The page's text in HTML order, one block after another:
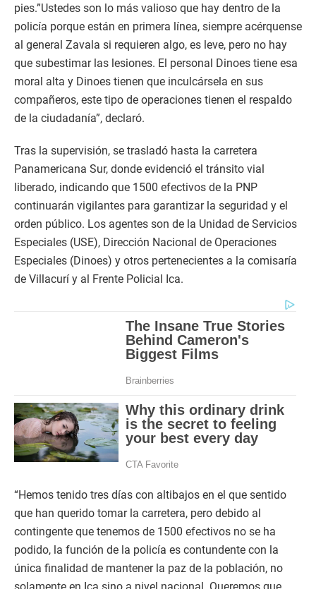
pies.”Ustedes son lo más valioso que hay dentro de la
policía porque están en primera línea, siempre acérquense
al general Zavala si requieren algo, es leve, pero no hay
que subestimar las lesiones. El personal Dinoes tiene esa
moral alta y Dinoes tienen que inculcársela en sus
compañeros, este tipo de operaciones tienen el respaldo
de la ciudadanía”, declaró.
Tras la supervisión, se trasladó hasta la carretera
Panamericana Sur, donde evidenció el tránsito vial
liberado, indicando que 1500 efectivos de la PNP
continuarán vigilantes para garantizar la seguridad y el
orden público. Los agentes son de la Unidad de Servicios
Especiales (USE), Dirección Nacional de Operaciones
Especiales (Dinoes) y otros pertenecientes a la comisaría
de Villacurí y al Frente Policial Ica.
“Hemos tenido tres días con altibajos en el que sentido
que han querido tomar la carretera, pero debido al
contingente que tenemos de 1500 efectivos no se ha
podido, la función de la policía es contundente con la
única finalidad de mantener la paz de la población, no